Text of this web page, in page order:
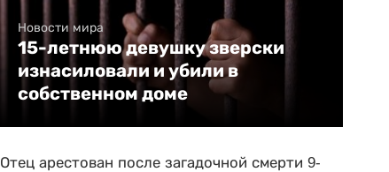
Новости мира
15-летнюю девушку зверски
изнасиловали и убили в
собственном доме
Отец арестован после загадочной смерти 9-